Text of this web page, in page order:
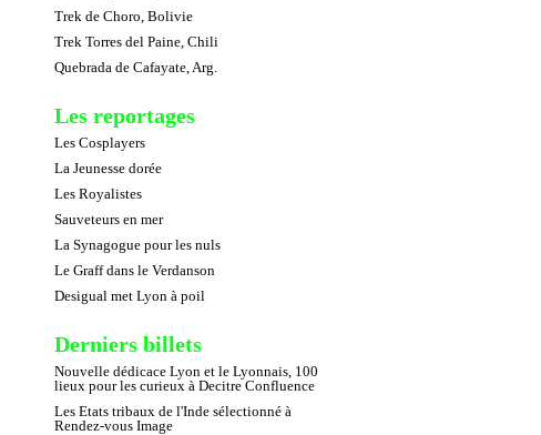
Trek de Choro, Bolivie
Trek Torres del Paine, Chili
Quebrada de Cafayate, Arg.
Les reportages
Les Cosplayers
La Jeunesse dorée
Les Royalistes
Sauveteurs en mer
La Synagogue pour les nuls
Le Graff dans le Verdanson
Desigual met Lyon à poil
Derniers billets
Nouvelle dédicace Lyon et le Lyonnais, 100
lieux pour les curieux à Decitre Confluence
Les Etats tribaux de l'Inde sélectionné à
Rendez-vous Image